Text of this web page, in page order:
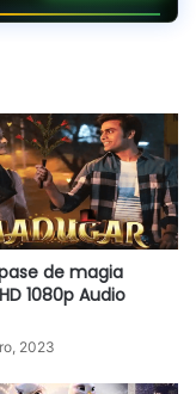
de magia
1080p Audio
2023